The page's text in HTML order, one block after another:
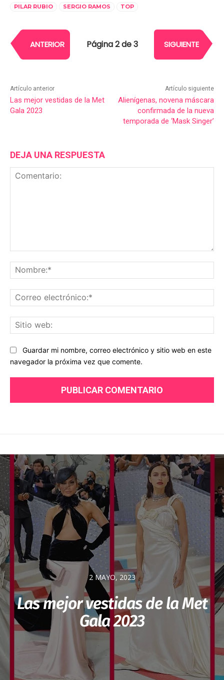
PILAR RUBIO SERGIO RAMOS TOP
ANTERIOR Página 2 de 3 SIGUIENTE
Artículo anterior
Las mejor vestidas de la Met
Gala 2023
Artículo siguiente
Alienígenas, novena máscara
confirmada de la nueva
temporada de ‘Mask Singer’
DEJA UNA RESPUESTA
Guardar mi nombre, correo electrónico y sitio web en este
navegador la próxima vez que comente.